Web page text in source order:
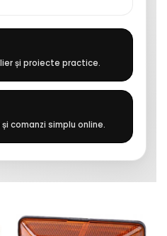
și proiecte practice.
comanzi simplu online.